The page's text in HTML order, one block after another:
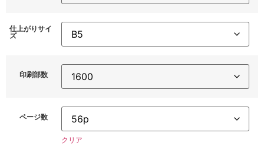
仕上がりサイ
ズ
印刷部数
ページ数
クリア